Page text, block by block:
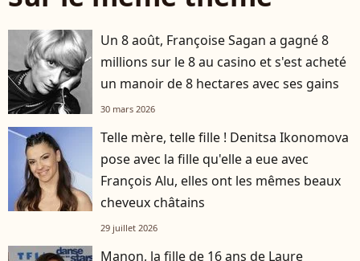
Un 8 août, Françoise Sagan a gagné 8
millions sur le 8 au casino et s'est acheté
un manoir de 8 hectares avec ses gains
30 mars 2026
Telle mère, telle fille ! Denitsa Ikonomova
pose avec la fille qu'elle a eue avec
François Alu, elles ont les mêmes beaux
cheveux châtains
29 juillet 2026
Manon, la fille de 16 ans de Laure